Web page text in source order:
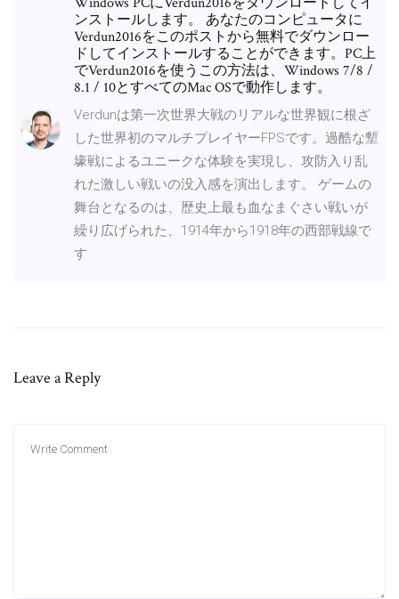
ンストールします。 あなたのコンピュータに
Verdun2016をこのポストから無料でダウンロー
ドしてインストールすることができます。PC上
でVerdun2016を使うこの方法は、Windows 7/8 /
8.1 / 10とすべてのMac OSで動作します。
Verdunは第一次世界大戦のリアルな世界観に根ざ
した世界初のマルチプレイヤーFPSです。過酷な塹
壕戦によるユニークな体験を実現し、攻防入り乱
れた激しい戦いの没入感を演出します。 ゲームの
舞台となるのは、歴史上最も血なまぐさい戦いが
繰り広げられた、1914年から1918年の西部戦線で
す
Leave a Reply